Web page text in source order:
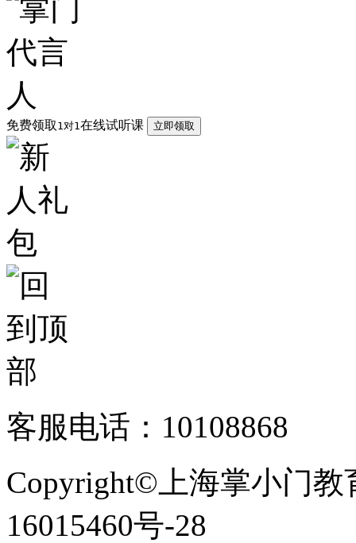
免费领取 1对1 在线试听课 立即领取
客服电话：10108868
Copyright©上海掌小门教
16015460号-28